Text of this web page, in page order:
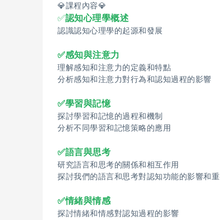
💎課程內容💎
✅認知心理學概述
認識認知心理學的起源和發展
✅感知與注意力
理解感知和注意力的定義和特點
分析感知和注意力對行為和認知過程的影響
✅學習與記憶
探討學習和記憶的過程和機制
分析不同學習和記憶策略的應用
✅語言與思考
研究語言和思考的關係和相互作用
探討我們的語言和思考對認知功能的影響和
✅情緒與情感
探討情緒和情感對認知過程的影響